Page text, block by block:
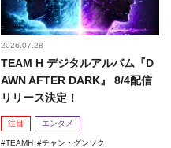
2026.07.28
TEAM H デジタルアルバム『D
AWN AFTER DARK』 8/4配信
リリース決定！
注目 エンタメ
TEAMH チャン・グンソク